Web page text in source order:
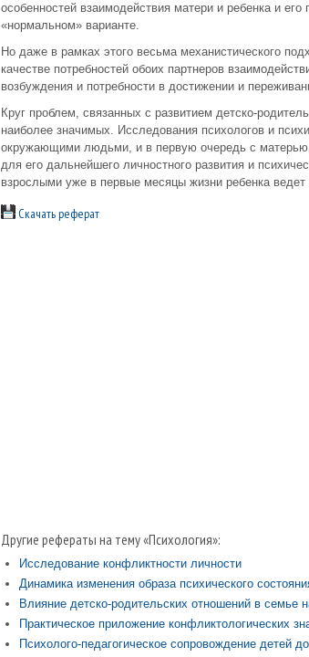
особенностей взаимодействия матери и ребенка и
«нормальном» варианте.
Но даже в рамках этого весьма механистического
качестве потребностей обоих партнеров
возбуждения и потребности в достижении и
Круг проблем, связанных с развитием детско-
наиболее значимых. Исследования психологов и
окружающими людьми, и в первую очередь с
для его дальнейшего личностного развития и
взрослыми уже в первые месяцы жизни ребенка
Скачать реферат
Другие рефераты на тему «Психология»:
Исследование конфликтности личности
Динамика изменения образа психического
Влияние детско-родительских отношений в
Практическое приложение конфликтологических
Психолого-педагогическое сопровождение детей